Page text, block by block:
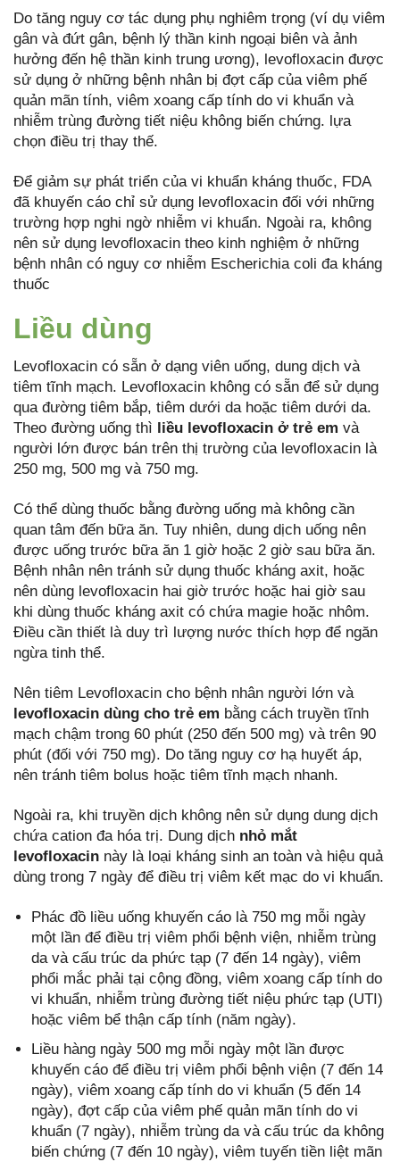
Do tăng nguy cơ tác dụng phụ nghiêm trọng (ví dụ viêm
gân và đứt gân, bệnh lý thần kinh ngoại biên và ảnh
hưởng đến hệ thần kinh trung ương), levofloxacin được
sử dụng ở những bệnh nhân bị đợt cấp của viêm phế
quản mãn tính, viêm xoang cấp tính do vi khuẩn và
nhiễm trùng đường tiết niệu không biến chứng. lựa
chọn điều trị thay thế.
Để giảm sự phát triển của vi khuẩn kháng thuốc, FDA
đã khuyến cáo chỉ sử dụng levofloxacin đối với những
trường hợp nghi ngờ nhiễm vi khuẩn. Ngoài ra, không
nên sử dụng levofloxacin theo kinh nghiệm ở những
bệnh nhân có nguy cơ nhiễm Escherichia coli đa kháng
thuốc
Liều dùng
Levofloxacin có sẵn ở dạng viên uống, dung dịch và
tiêm tĩnh mạch. Levofloxacin không có sẵn để sử dụng
qua đường tiêm bắp, tiêm dưới da hoặc tiêm dưới da.
Theo đường uống thì liều levofloxacin ở trẻ em và
người lớn được bán trên thị trường của levofloxacin là
250 mg, 500 mg và 750 mg.
Có thể dùng thuốc bằng đường uống mà không cần
quan tâm đến bữa ăn. Tuy nhiên, dung dịch uống nên
được uống trước bữa ăn 1 giờ hoặc 2 giờ sau bữa ăn.
Bệnh nhân nên tránh sử dụng thuốc kháng axit, hoặc
nên dùng levofloxacin hai giờ trước hoặc hai giờ sau
khi dùng thuốc kháng axit có chứa magie hoặc nhôm.
Điều cần thiết là duy trì lượng nước thích hợp để ngăn
ngừa tinh thể.
Nên tiêm Levofloxacin cho bệnh nhân người lớn và
levofloxacin dùng cho trẻ em bằng cách truyền tĩnh
mạch chậm trong 60 phút (250 đến 500 mg) và trên 90
phút (đối với 750 mg). Do tăng nguy cơ hạ huyết áp,
nên tránh tiêm bolus hoặc tiêm tĩnh mạch nhanh.
Ngoài ra, khi truyền dịch không nên sử dụng dung dịch
chứa cation đa hóa trị. Dung dịch nhỏ mắt
levofloxacin này là loại kháng sinh an toàn và hiệu quả
dùng trong 7 ngày để điều trị viêm kết mạc do vi khuẩn.
Phác đồ liều uống khuyến cáo là 750 mg mỗi ngày
một lần để điều trị viêm phổi bệnh viện, nhiễm trùng
da và cấu trúc da phức tạp (7 đến 14 ngày), viêm
phổi mắc phải tại cộng đồng, viêm xoang cấp tính do
vi khuẩn, nhiễm trùng đường tiết niệu phức tạp (UTI)
hoặc viêm bể thận cấp tính (năm ngày).
Liều hàng ngày 500 mg mỗi ngày một lần được
khuyến cáo để điều trị viêm phổi bệnh viện (7 đến 14
ngày), viêm xoang cấp tính do vi khuẩn (5 đến 14
ngày), đợt cấp của viêm phế quản mãn tính do vi
khuẩn (7 ngày), nhiễm trùng da và cấu trúc da không
biến chứng (7 đến 10 ngày), viêm tuyến tiền liệt mãn